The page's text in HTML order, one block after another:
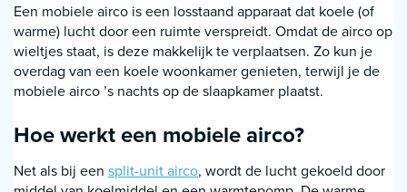
Een mobiele airco is een losstaand apparaat dat koele (of
warme) lucht door een ruimte verspreidt. Omdat de airco op
wieltjes staat, is deze makkelijk te verplaatsen. Zo kun je
overdag van een koele woonkamer genieten, terwijl je de
mobiele airco ’s nachts op de slaapkamer plaatst.
Hoe werkt een mobiele airco?
Net als bij een split-unit airco, wordt de lucht gekoeld door